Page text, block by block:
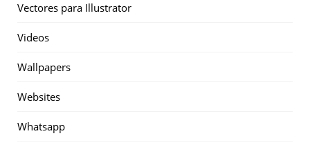
Vectores para Illustrator
Videos
Wallpapers
Websites
Whatsapp